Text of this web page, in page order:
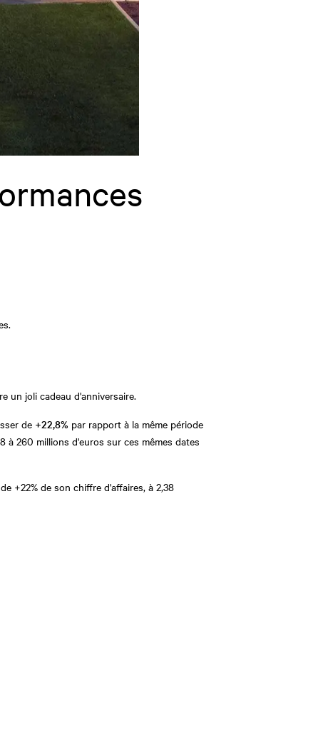
un joli cadeau d'anniversaire.
de +22,8% par rapport à la même période
à 260 millions d'euros sur ces mêmes dates
+22% de son chiffre d'affaires, à 2,38